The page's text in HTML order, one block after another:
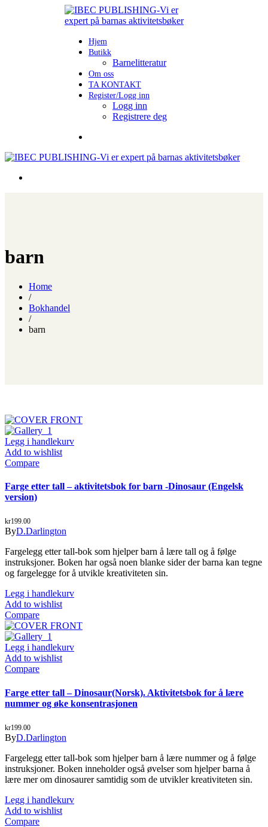
Hjem
Butikk
Barnelitteratur
Om oss
TA KONTAKT
Register/Logg inn
Logg inn
Registrere deg
barn
Home
/
Bokhandel
/
barn
Legg i handlekurv
Add to wishlist
Compare
Farge etter tall – aktivitetsbok for barn -Dinosaur (Engelsk
version)
kr199.00
ByD.Darlington
Fargelegg etter tall-bok som hjelper barn å lære tall og å følge
instruksjoner. Boken har også noen blanke sider der barna kan tegne
og fargelegge for å utvikle kreativiteten sin.
Legg i handlekurv
Add to wishlist
Compare
Legg i handlekurv
Add to wishlist
Compare
Farge etter tall – Dinosaur(Norsk). Aktivitetsbok for å lære
nummer og øke konsentrasjonen
kr199.00
ByD.Darlington
Fargelegg etter tall-bok som hjelper barn å lære nummer og å følge
instruksjoner. Boken inneholder også øvelser som hjelper barna å
lære mer om dinosaurer samtidig som de utvikler kreativiteten sin.
Legg i handlekurv
Add to wishlist
Compare